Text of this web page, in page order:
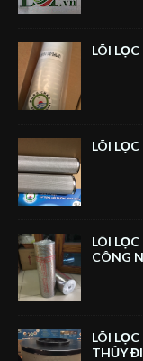
LÕI
LÕI
LÕI
CÔNG
LÕI
THỦY